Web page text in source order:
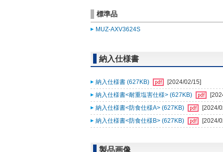
標準品
MUZ-AXV3624S
納入仕様書
納入仕様書 (627KB)
[2024/02/15]
納入仕様書<耐重塩害仕様> (627KB)
納入仕様書<防食仕様A> (627KB)
[2024/
納入仕様書<防食仕様B> (627KB)
[2024/
製品画像